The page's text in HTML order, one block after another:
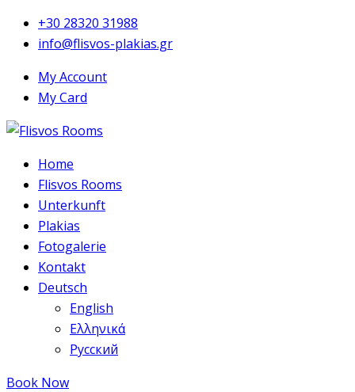
+30 28320 31988
info@flisvos-plakias.gr
My Account
My Card
Home
Flisvos Rooms
Unterkunft
Plakias
Fotogalerie
Kontakt
Deutsch
English
Ελληνικά
Русский
Book Now